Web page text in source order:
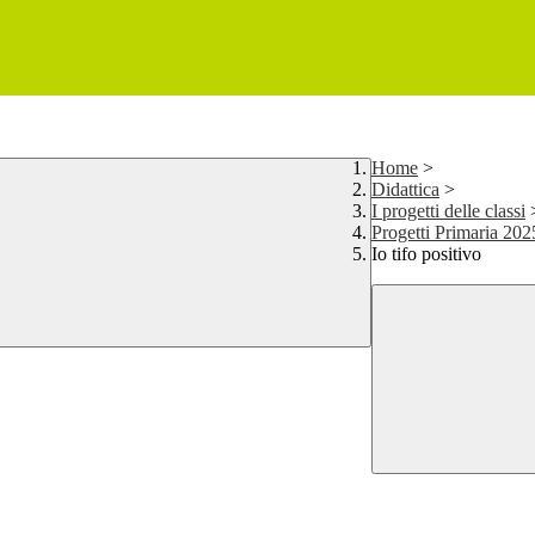
Home >
Didattica >
I progetti delle classi
Progetti Primaria
Io tifo positivo